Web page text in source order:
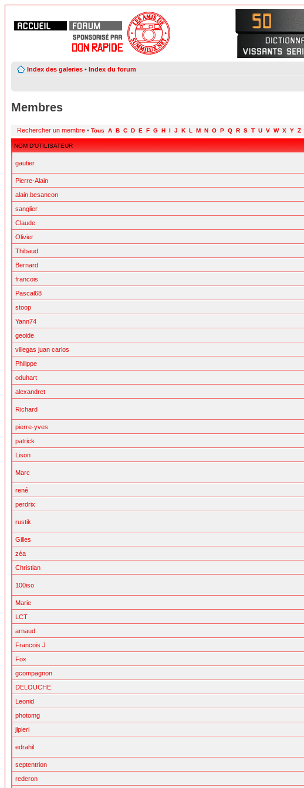
Index des galeries • Index du forum
Membres
Rechercher un membre • Tous A B C D E F G H I J K L M N O P Q R S T U V W X Y Z
NOM D’UTILISATEUR
gautier
Pierre-Alain
alain.besancon
sanglier
Claude
Olivier
Thibaud
Bernard
francois
Pascal68
stoop
Yann74
geoide
villegas juan carlos
Philippe
oduhart
alexandret
Richard
pierre-yves
patrick
Lison
Marc
rené
perdrix
rustik
Gilles
zéa
Christian
100iso
Marie
LCT
arnaud
Francois J
Fox
gcompagnon
DELOUCHE
Leonid
photomg
jlpieri
edrahil
septentrion
rederon